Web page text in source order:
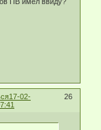
26
17-02-